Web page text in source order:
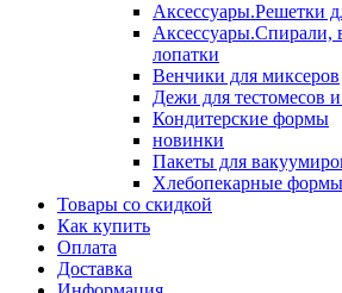
Аксессуары.Решетки
Аксессуары.Спирали,
лопатки
Венчики для миксеров
Дежи для тестомесов
Кондитерские формы
новинки
Пакеты для
Хлебопекарные формы
Товары со скидкой
Как купить
Оплата
Доставка